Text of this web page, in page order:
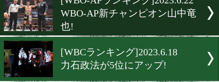
OPBFランキングに3人の日
[WBAランキング]2023.7.1
WBA最新ランキングに注